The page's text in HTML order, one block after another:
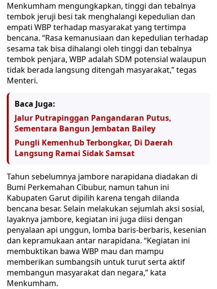
Menkumham mengungkapkan, tinggi dan tebalnya
tembok jeruji besi tak menghalangi kepedulian dan
empati WBP terhadap masyarakat yang tertimpa
bencana. “Rasa kemanusiaan dan kepedulian terhadap
sesama tak bisa dihalangi oleh tinggi dan tebalnya
tembok penjara, WBP adalah SDM potensial walaupun
tidak berada langsung ditengah masyarakat,” tegas
Menteri.
Baca Juga:
Jalur Putrapinggan Pangandaran Putus,
Sementara Bangun Jembatan Bailey
Pungli Kemenhub Terbongkar, Di Daerah
Langsung Ramai Sidak Samsat
Tahun sebelumnya jambore narapidana diadakan di
Bumi Perkemahan Cibubur, namun tahun ini
Kabupaten Garut dipilih karena tengah dilanda
bencana besar. Selain melakukan sejumlah aksi sosial,
layaknya jambore, kegiatan ini juga diisi dengan
penyalaan api unggun, lomba baris-berbaris, kesenian
dan kepramukaan antar narapidana. “Kegiatan ini
membuktikan bawa WBP mau dan mampu
memberikan sumbangsih untuk turut serta aktif
membangun masyarakat dan negara,” kata
Menkumham.